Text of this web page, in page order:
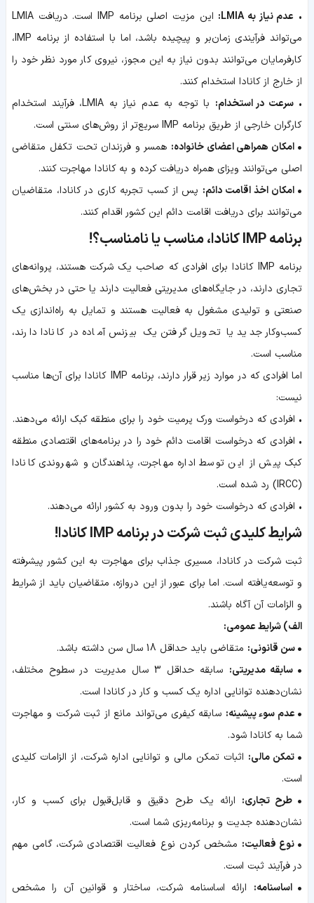
• عدم نیاز به LMIA:
این مزیت اصلی برنامه IMP است. دریافت LMIA
می‌تواند فرآیندی زمان‌بر و پیچیده باشد، اما با استفاده از برنامه IMP،
کارفرمایان می‌توانند بدون نیاز به این مجوز، نیروی کار مورد نظر خود را
از خارج از کانادا استخدام کنند.
•سرعت در استخدام:
با توجه به عدم نیاز به LMIA، فرآیند استخدام
کارگران خارجی از طریق برنامه IMP سریع‌تر از روش‌های سنتی است.
• امکان همراهی اعضای خانواده: همسر و فرزندان تحت تکفل متقاضی
اصلی می‌توانند ویزای همراه دریافت کرده و به کانادا مهاجرت کنند.
• امکان اخذ اقامت دائم: پس از کسب تجربه کاری در کانادا، متقاضیان
می‌توانند برای دریافت اقامت دائم این کشور اقدام کنند.
برنامه IMP کانادا، مناسب یا نامناسب؟!
برنامه IMP کانادا برای افرادی که صاحب یک شرکت هستند، پروانه‌های
تجاری دارند، در جایگاه‌های مدیریتی فعالیت دارند یا حتی در بخش‌های
صنعتی و تولیدی مشغول به فعالیت هستند و تمایل به راه‌اندازی یک
کسب‌وکار جدید یا تحویل گرفتن یک بیزنس آماده در کانادا دارند،
مناسب است.
اما افرادی که در موارد زیر قرار دارند، برنامه IMP کانادا برای آن‌ها مناسب
نیست:
• افرادی که درخواست ورک پرمیت خود را برای منطقه کبک ارائه می‌دهند.
• افرادی که درخواست اقامت دائم خود را در برنامه‌های اقتصادی منطقه
کبک پیش از این توسط اداره مهاجرت، پناهندگان و شهروندی کانادا
(IRCC) رد شده است.
• افرادی که درخواست خود را بدون ورود به کشور ارائه می‌دهند.
شرایط کلیدی ثبت شرکت در برنامه IMP کانادا!
ثبت شرکت در کانادا، مسیری جذاب برای مهاجرت به این کشور پیشرفته
و توسعه‌یافته است. اما برای عبور از این دروازه، متقاضیان باید از شرایط
و الزامات آن آگاه باشند.
الف) شرایط عمومی:
• سن قانونی: متقاضی باید حداقل 18 سال سن داشته باشد.
• سابقه مدیریتی:
سابقه حداقل 3 سال مدیریت در سطوح مختلف،
نشان‌دهنده توانایی اداره یک کسب و کار در کانادا است.
• عدم سوء پیشینه: سابقه کیفری می‌تواند مانع از ثبت شرکت و مهاجرت
شما به کانادا شود.
• تمکن مالی: اثبات تمکن مالی و توانایی اداره شرکت، از الزامات کلیدی
است.
• طرح تجاری: ارائه یک طرح دقیق و قابل‌قبول برای کسب و کار،
نشان‌دهنده جدیت و برنامه‌ریزی شما است.
• نوع فعالیت: مشخص کردن نوع فعالیت اقتصادی شرکت، گامی مهم
در فرآیند ثبت است.
• اساسنامه: ارائه اساسنامه شرکت، ساختار و قوانین آن را مشخص